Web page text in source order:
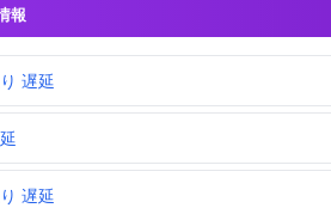
報
遅延
遅延